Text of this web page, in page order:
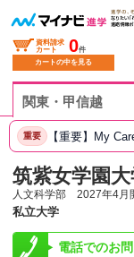
資料請求
カート
0件
カートの中を見る
重要 【重要】My
筑紫女学園
人文科学部 2027年4月
私立大学
電話でのお